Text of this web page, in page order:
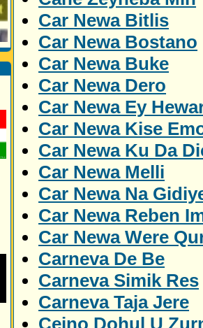
Car Newa Bitlis
Car Newa Bostano
Car Newa Buke
Car Newa Dero
Car Newa Ey
Car Newa Kise
Car Newa Ku Da
Car Newa Melli
Car Newa Na
Car Newa Reben
Car Newa Were
Carneva De Be
Carneva Simik Res
Carneva Taja Jere
Cejno Dohul U